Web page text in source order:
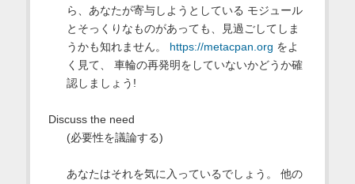
ら、あなたが寄与しようとしている モジュール
とそっくりなものがあっても、見過ごしてしま
うかも知れません。 https://metacpan.org をよ
く見て、 車輪の再発明をしていないかどうか確
認しましょう!
Discuss the need
(必要性を議論する)
あなたはそれを気に入っているでしょう。 他の